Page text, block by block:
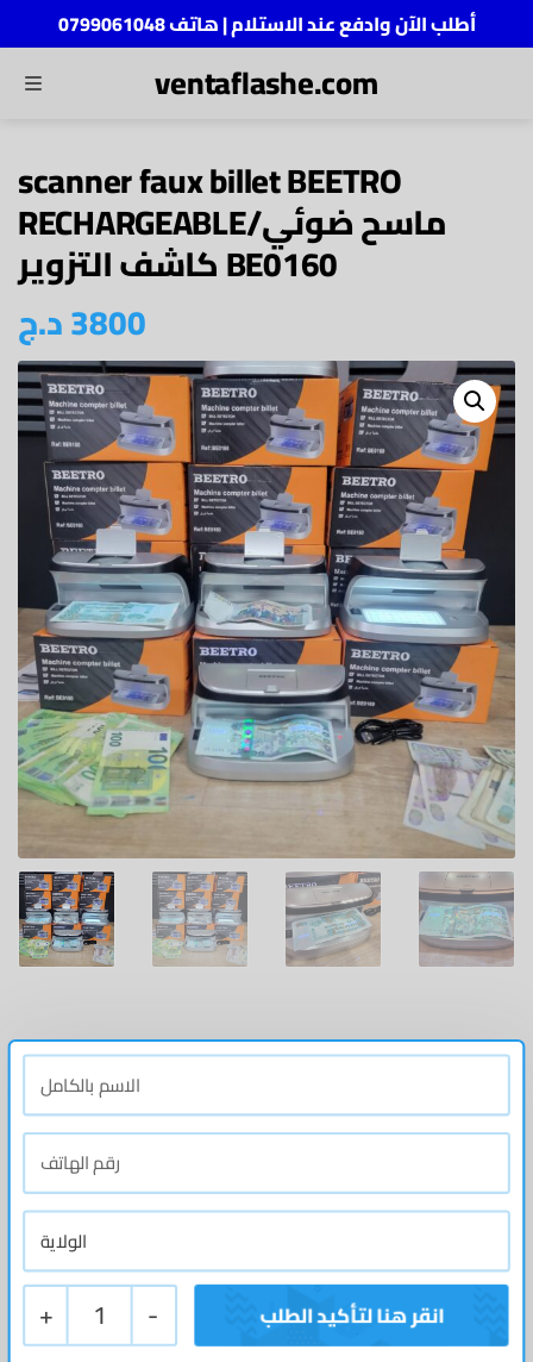
أطلب الآن وادفع عند الاستلام | هاتف 0799061048
MENU ventaflashe.com
scanner faux billet BEETRO
RECHARGEABLE/ماسح ضوئي
كاشف التزوير BE0160
3800د.ج
+ 1 -